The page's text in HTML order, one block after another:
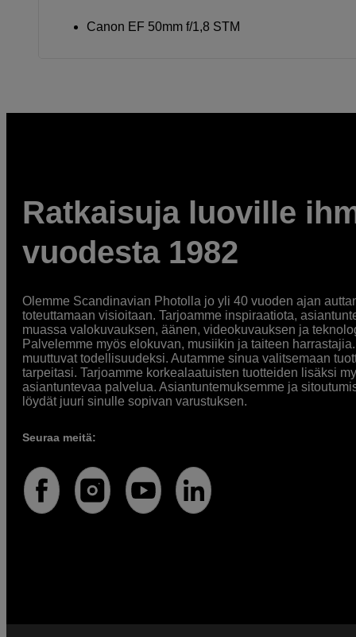
Canon EF 50mm f/1,8 STM
Ratkaisuja luoville
vuodesta 1982
Olemme Scandinavian Photolla jo yli 40 vuoden ajan
toteuttamaan visioitaan. Tarjoamme inspiraatiota,
muassa valokuvauksen, äänen, videokuvauksen ja
Palvelemme myös elokuvan, musiikin ja taiteen
muuttuvat todellisuudeksi. Autamme sinua valitsemaan
tarpeitasi. Tarjoamme korkealaatuisten tuotteiden lisäksi
asiantuntevaa palvelua. Asiantuntemuksemme ja
löydät juuri sinulle sopivan varustuksen.
Seuraa meitä: